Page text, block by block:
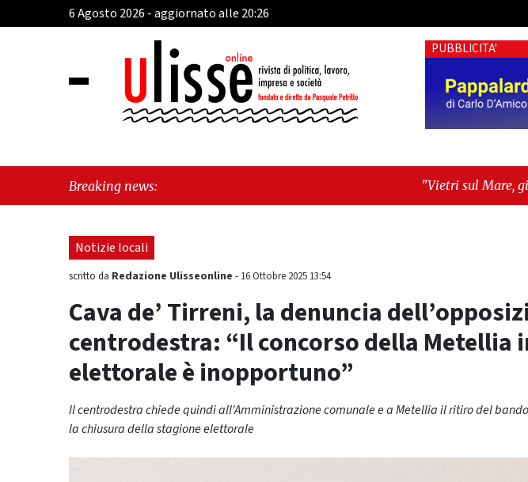
6 Agosto 2026 - aggiornato alle 20:26
PUBBLICITA'
Breaking news: "Vietri sul Mare, giornata storica: la
morde il futuro"
Notizie locali
scritto da Redazione Ulisseonline - 16 Ottobre 2025 13:54
Cava de’ Tirreni, la denuncia
centrodestra: “Il concorso della Metellia
elettorale è inopportuno”
Il centrodestra chiede quindi all'Amministrazione comunale e a Metellia il ritiro del
la chiusura della stagione elettorale